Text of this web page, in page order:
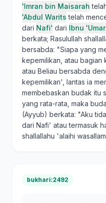
'Imran bin Maisarah
'Abdul Warits telah
dari Nafi' dari Ibnu
berkata; Rasulullah
bersabda: "Siapa yang
kepemilikan, atau bagian
atau Beliau bersabda
kepemilikan', lantas ia
membebaskan budak itu
yang rata-rata, maka
(Ayyub) berkata: "Aku
dari Nafi' atau termasuk
shallallahu 'alaihi wasallam
bukhari:2492